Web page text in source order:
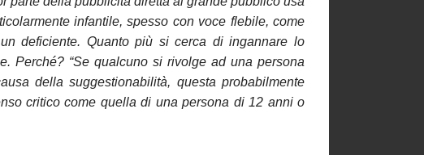
infantile, spesso con voce flebile, come
deficiente. Quanto più si cerca di ingannare lo
Perché? “Se qualcuno si rivolge ad una persona
della suggestionabilità, questa probabilmente
critico come quella di una persona di 12 anni o